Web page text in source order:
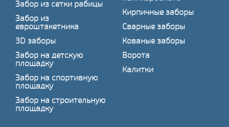
Забор из сетки рабицы
Забор из
евроштакетника
3D заборы
Забор на детскую
площадку
Забор на спортивную
площадку
Забор на строительную
площадку
Кирпичные заборы
Сварные заборы
Кованые заборы
Ворота
Калитки